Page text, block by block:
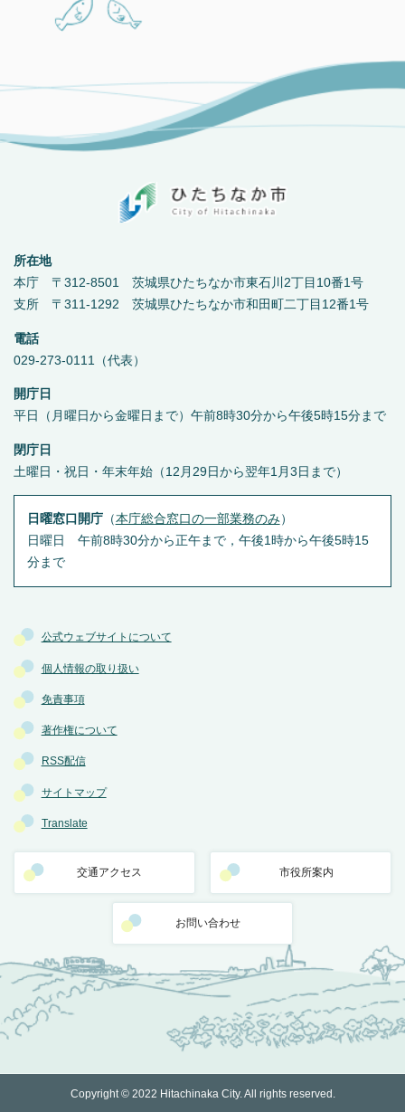
公式ウェブサイトについて
個人情報の取り扱い
免責事項
著作権について
RSS配信
サイトマップ
Translate
交通アクセス 市役所案内
お問い合わせ
所在地
本庁 〒312-8501 茨城県ひたちなか市東石川2丁目10番1号
支所 〒311-1292 茨城県ひたちなか市和田町二丁目12番1号
電話
029-273-0111（代表）
開庁日
平日（月曜日から金曜日まで）午前8時30分から午後5時15分まで
閉庁日
土曜日・祝日・年末年始（12月29日から翌年1月3日まで）
日曜窓口開庁（本庁総合窓口の一部業務のみ ）
日曜日 午前8時30分から正午まで，午後1時から午後5時15
分まで
Copyright © 2022 Hitachinaka City. All rights reserved.